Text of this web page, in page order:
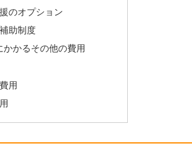
のオプション
助制度
かかるその他の費用
用